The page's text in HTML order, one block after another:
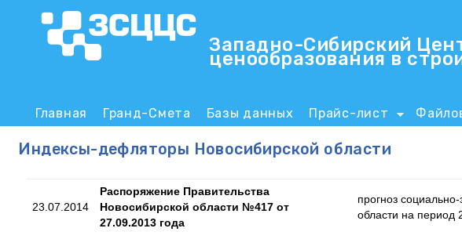
ЗСЦЦС
Западно-Сибирский
ценообразования в
Main menu
Главная Гранд-Смета Базы данных Прайс-лист
Индексы-дефляторы Новосибирской области
23.07.2014
Распоряжение Правительства
Новосибирской области №417 от
27.09.2013 года
прогноз
области на период